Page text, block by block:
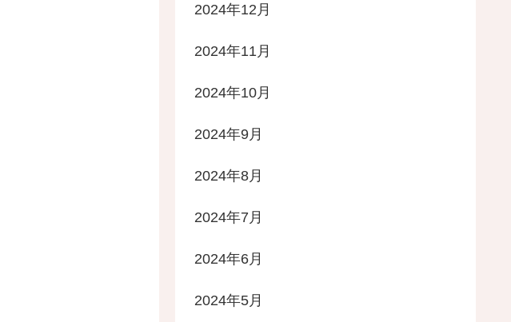
2024年12月
2024年11月
2024年10月
2024年9月
2024年8月
2024年7月
2024年6月
2024年5月